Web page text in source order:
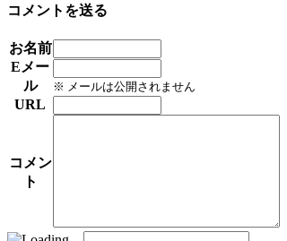
コメントを送る
お名前
Eメー
ル
※ メールは公開されません
URL
コメン
ト